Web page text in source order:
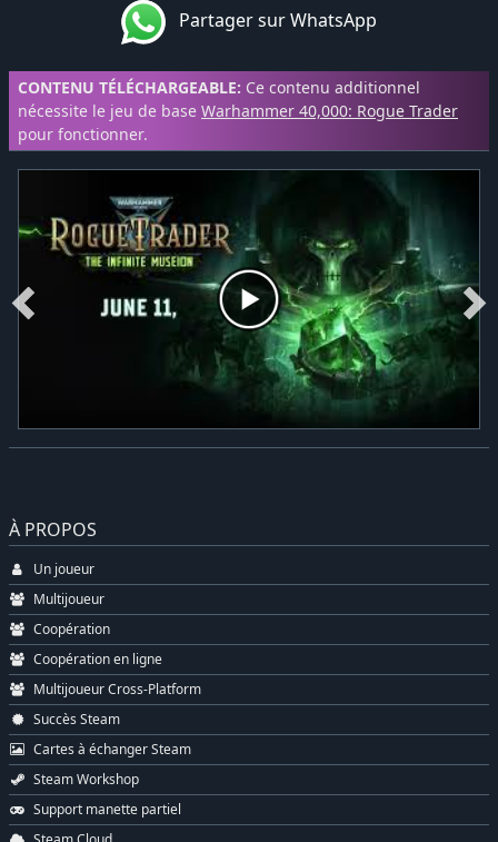
Partager sur WhatsApp
CONTENU TÉLÉCHARGEABLE: Ce contenu additionnel
nécessite le jeu de base Warhammer 40,000: Rogue Trader
pour fonctionner.
À PROPOS
Un joueur
Multijoueur
Coopération
Coopération en ligne
Multijoueur Cross-Platform
Succès Steam
Cartes à échanger Steam
Steam Workshop
Support manette partiel